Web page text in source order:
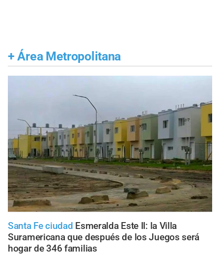
+ Área Metropolitana
Santa Fe ciudad Esmeralda Este II: la Villa
Suramericana que después de los Juegos será
hogar de 346 familias